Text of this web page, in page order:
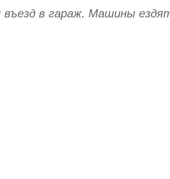
в гараж. Машины